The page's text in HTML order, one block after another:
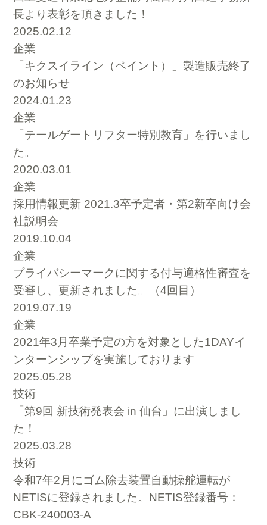
長より表彰を頂きました！
2025.02.12
企業
「キクスイライン（ペイント）」製造販売終了
のお知らせ
2024.01.23
企業
「テールゲートリフター特別教育」を行いまし
た。
2020.03.01
企業
採用情報更新 2021.3卒予定者・第2新卒向け会
社説明会
2019.10.04
企業
プライバシーマークに関する付与適格性審査を
受審し、更新されました。（4回目）
2019.07.19
企業
2021年3月卒業予定の方を対象とした1DAYイ
ンターンシップを実施しております
2025.05.28
技術
「第9回 新技術発表会 in 仙台」に出演しまし
た！
2025.03.28
技術
令和7年2月にゴム除去装置自動操舵運転が
NETISに登録されました。NETIS登録番号：
CBK-240003-A